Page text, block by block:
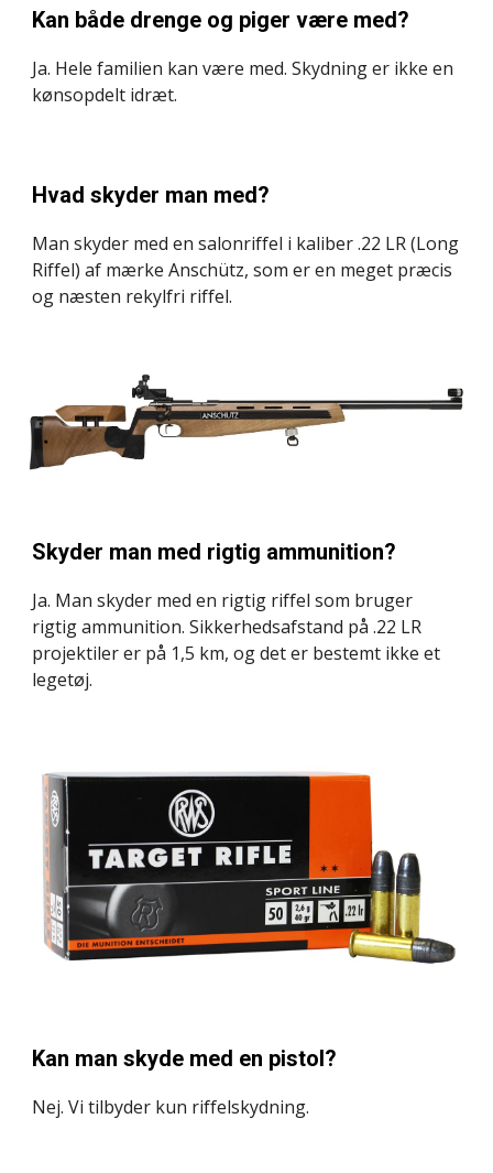
Kan både drenge og piger være med?
Ja. Hele familien kan være med. Skydning er ikke en
kønsopdelt idræt.
Hvad skyder man med?
Man skyder med en salonriffel i kaliber .22 LR (Long
Riffel) af mærke Anschütz, som er en meget præcis
og næsten rekylfri riffel.
Skyder man med rigtig ammunition?
Ja. Man skyder med en rigtig riffel som bruger
rigtig ammunition. Sikkerhedsafstand på .22 LR
projektiler er på 1,5 km, og det er bestemt ikke et
legetøj.
Kan man skyde med en pistol?
Nej. Vi tilbyder kun riffelskydning.